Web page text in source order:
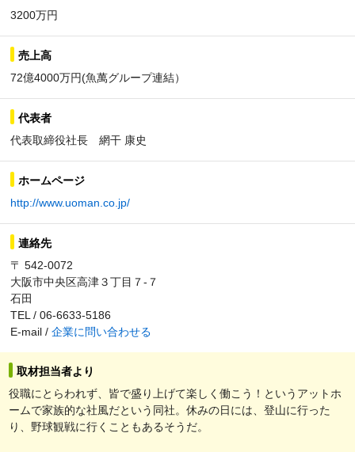
3200万円
売上高
72億4000万円(魚萬グループ連結）
代表者
代表取締役社長 網干 康史
ホームページ
http://www.uoman.co.jp/
連絡先
〒 542-0072
大阪市中央区高津３丁目７-７
石田
TEL / 06-6633-5186
E-mail / 企業に問い合わせる
取材担当者より
役職にとらわれず、皆で盛り上げて楽しく働こう！というアットホ
ームで家族的な社風だという同社。休みの日には、登山に行った
り、野球観戦に行くこともあるそうだ。